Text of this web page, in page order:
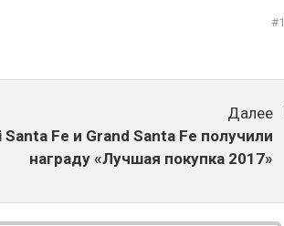
#1
Далее
Santa Fe и Grand Santa Fe получили
награду «Лучшая покупка 2017»